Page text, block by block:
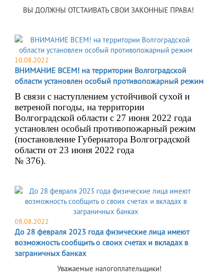
ВЫ ДОЛЖНЫ ОТСТАИВАТЬ СВОИ ЗАКОННЫЕ ПРАВА!
10.08.2022
ВНИМАНИЕ ВСЕМ! на территории Волгоградской
области установлен особый противопожарный режим
В связи с наступлением устойчивой сухой и
ветреной погоды, на территории
Волгоградской области с 27 июня 2022 года
установлен особый противопожарный режим
(постановление Губернатора Волгоградской
области от 23 июня 2022 года
№ 376).
08.08.2022
До 28 февраля 2023 года физические лица имеют
возможность сообщить о своих счетах и вкладах в
заграничных банках
Уважаемые налогоплательщики!